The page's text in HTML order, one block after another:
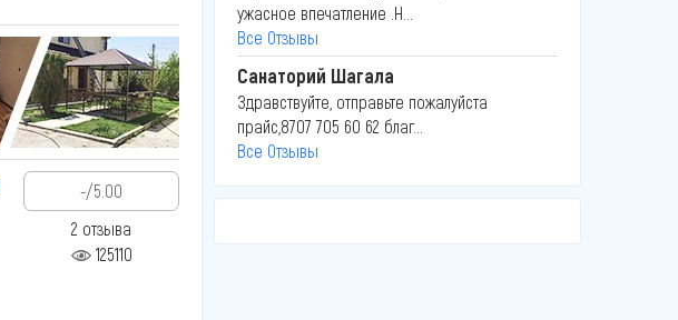
-/5.00
2 отзыва
125110
ужасное впечатление .Н...
Все Отзывы
Санаторий Шагала
Здравствуйте, отправьте пожалуйста
прайс,8707 705 60 62 благ...
Все Отзывы